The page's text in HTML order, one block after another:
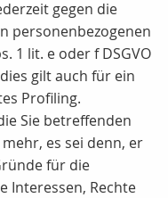
gegen die
personenbezogenen
1 lit. e oder f DSGVO
gilt auch für ein
Profiling.
Sie betreffenden
es sei denn, er
für die
Interessen, Rechte